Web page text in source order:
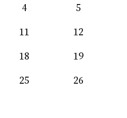
4 5
11 12
18 19
25 26